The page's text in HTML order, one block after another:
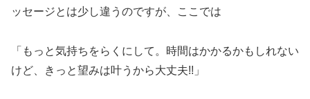
ッセージとは少し違うのですが、ここでは
「もっと気持ちをらくにして。時間はかかるかもしれない
けど、きっと望みは叶うから大丈夫!!」